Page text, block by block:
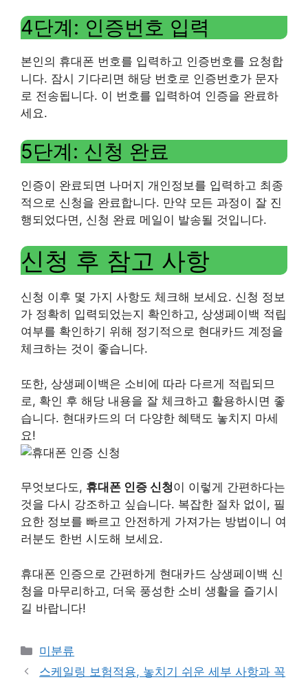
4단계: 인증번호 입력
본인의 휴대폰 번호를 입력하고 인증번호를 요청합
니다. 잠시 기다리면 해당 번호로 인증번호가 문자
로 전송됩니다. 이 번호를 입력하여 인증을 완료하
세요.
5단계: 신청 완료
인증이 완료되면 나머지 개인정보를 입력하고 최종
적으로 신청을 완료합니다. 만약 모든 과정이 잘 진
행되었다면, 신청 완료 메일이 발송될 것입니다.
신청 후 참고 사항
신청 이후 몇 가지 사항도 체크해 보세요. 신청 정보
가 정확히 입력되었는지 확인하고, 상생페이백 적립
여부를 확인하기 위해 정기적으로 현대카드 계정을
체크하는 것이 좋습니다.
또한, 상생페이백은 소비에 따라 다르게 적립되므
로, 확인 후 해당 내용을 잘 체크하고 활용하시면 좋
습니다. 현대카드의 더 다양한 혜택도 놓치지 마세
요!
무엇보다도, 휴대폰 인증 신청이 이렇게 간편하다는
것을 다시 강조하고 싶습니다. 복잡한 절차 없이, 필
요한 정보를 빠르고 안전하게 가져가는 방법이니 여
러분도 한번 시도해 보세요.
휴대폰 인증으로 간편하게 현대카드 상생페이백 신
청을 마무리하고, 더욱 풍성한 소비 생활을 즐기시
길 바랍니다!
Categories
미분류
스케일링 보험적용, 놓치기 쉬운 세부 사항과 꼭